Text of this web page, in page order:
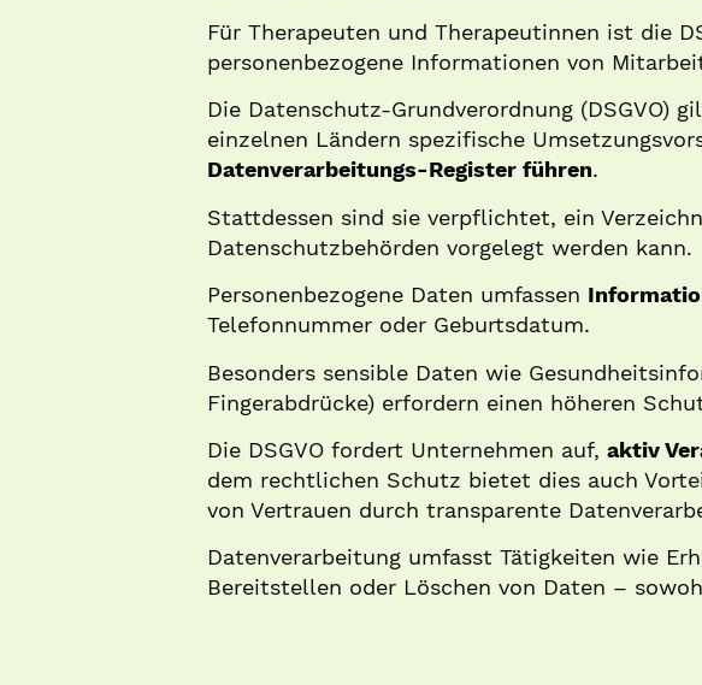
Für Therapeuten und Therapeutinnen ist die
personenbezogene Informationen von
Die Datenschutz-Grundverordnung (DSGVO)
einzelnen Ländern spezifische
Datenverarbeitungs-Register führen.
Stattdessen sind sie verpflichtet, ein
Datenschutzbehörden vorgelegt werden kann.
Personenbezogene Daten umfassen
Telefonnummer oder Geburtsdatum.
Besonders sensible Daten wie
Fingerabdrücke) erfordern einen höheren
Die DSGVO fordert Unternehmen auf, aktiv
dem rechtlichen Schutz bietet dies auch
von Vertrauen durch transparente
Datenverarbeitung umfasst Tätigkeiten wie
Bereitstellen oder Löschen von Daten –